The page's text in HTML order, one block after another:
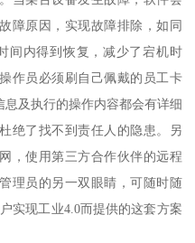
障原因，实现故障排除，如同
间内得到恢复，减少了宕机时
作员必须刷自己佩戴的员工卡
及执行的操作内容都会有详细
绝了找不到责任人的隐患。另
，使用第三方合作伙伴的远程
理员的另一双眼睛，可随时随
实现工业4.0而提供的这套方案